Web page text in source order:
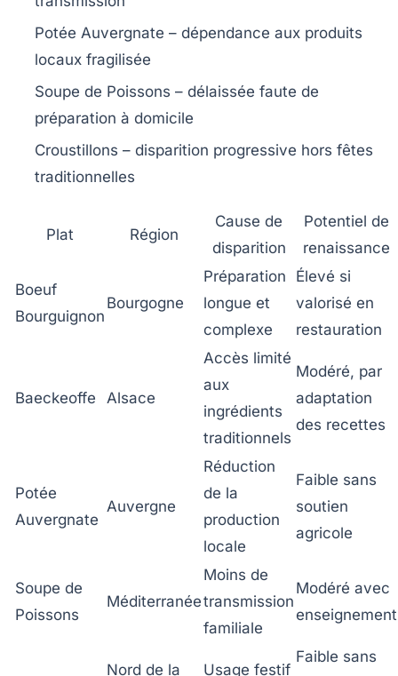
Potée Auvergnate – dépendance aux produits
locaux fragilisée
Soupe de Poissons – délaissée faute de
préparation à domicile
Croustillons – disparition progressive hors fêtes
traditionnelles
Plat Région
Cause de
disparition
Potentiel de
renaissance
Boeuf
Bourguignon
Bourgogne
Préparation
longue et
complexe
Élevé si
valorisé en
restauration
Baeckeoffe Alsace
Accès limité
aux
ingrédients
traditionnels
Modéré, par
adaptation
des recettes
Potée
Auvergnate
Auvergne
Réduction
de la
production
locale
Faible sans
soutien
agricole
Soupe de
Poissons
Méditerranée
Moins de
transmission
familiale
Modéré avec
enseignement
Nord de la Usage festif
Faible sans